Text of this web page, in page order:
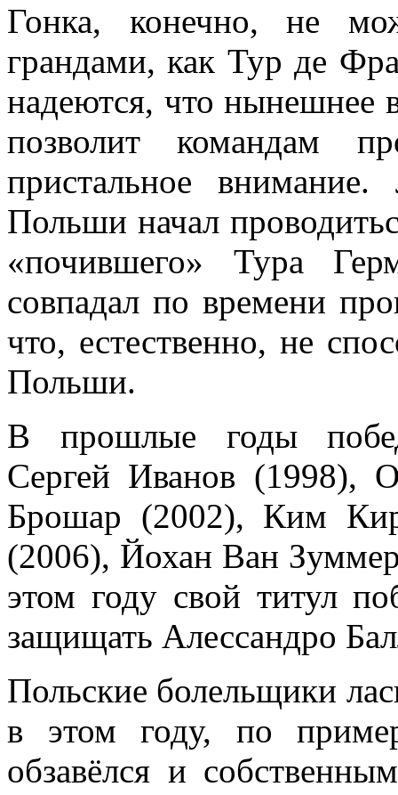
Гонка, конечно, не
грандами, как Тур де
надеются, что нынешнее
позволит командам
пристальное
Польши начал
«почившего» Тура
совпадал по времени
что, естественно, не
Польши.
В прошлые годы
Сергей Иванов (1998),
Брошар (2002), Ким
(2006), Йохан Ван
этом году свой титул
защищать Алессандро
Польские болельщики
в этом году, по
обзавёлся и